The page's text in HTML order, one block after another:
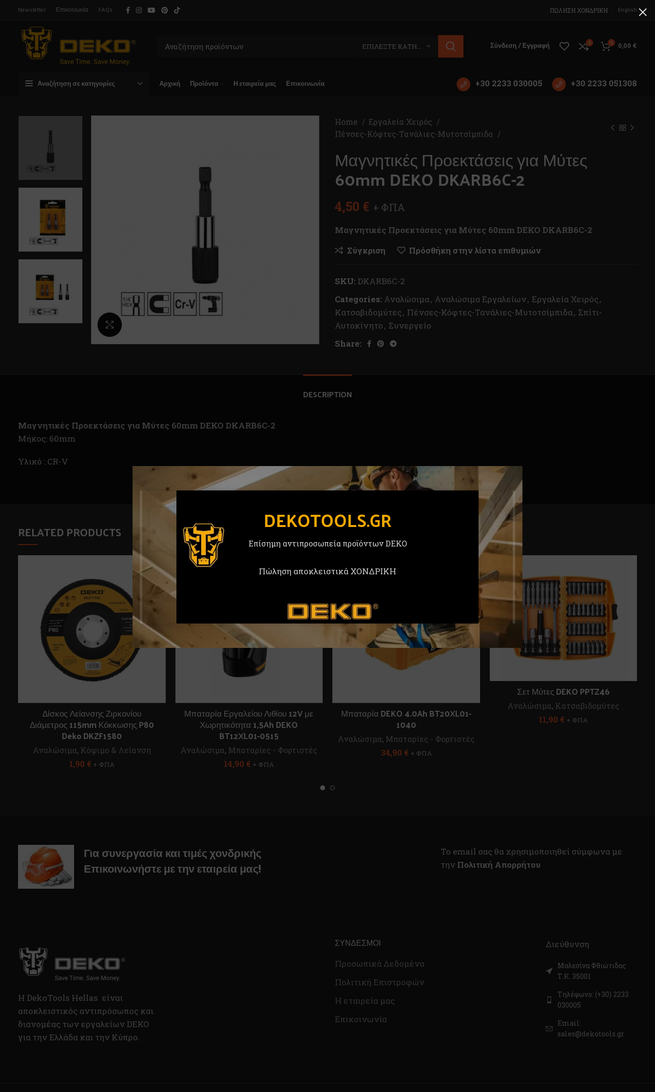
DEKOTOOLS.GR
Επίσημη αντιπροσωπεία προϊόντων DEKO
Πώληση αποκλειστικά ΧΟΝΔΡΙΚΗ
Newsletter Επικοινωνία FAQs ΠΩΛΗΣΗ ΧΟΝΔΡΙΚΗ English
Σύνδεση / Εγγραφή 0 0 0,00 €
Αναζήτηση σε κατηγορίες Αρχική Προϊόντα Η εταιρεία μας Επικοινωνία +30 2233 030005 +30 2233 051308
Κλικ για μεγέθυνση
Home
Εργαλεία Χειρός
Πένσες-Κόφτες-Τανάλιες-Μυτοτσίμπιδα
Μαγνητικές Προεκτάσεις για Μύτες
60mm DEKO DKARB6C-2
4,50 € + ΦΠΑ
Μαγνητικές Προεκτάσεις για Μύτες 60mm DEKO DKARB6C-2
Σύγκριση
Πρόσθήκη στην λίστα επιθυμιών
SKU: DKARB6C-2
Categories: Αναλώσιμα, Αναλώσιμα Εργαλείων, Εργαλεία Χειρός,
Κατσαβιδομύτες, Πένσες-Κόφτες-Τανάλιες-Μυτοτσίμπιδα, Σπίτι-
Αυτοκίνητο, Συνεργείο
Share:
DESCRIPTION
Μαγνητικές Προεκτάσεις για Μύτες 60mm DEKO DKARB6C-2
Μήκος: 60mm
Υλικό : CR-V
RELATED PRODUCTS
Δίσκος Λείανσης Ζιρκονίου
Διάμετρος 115mm Κόκκωσης P80
Deko DKZF1580
Αναλώσιμα, Κόψιμο & Λείανση
1,90 € + ΦΠΑ
Μπαταρία Εργαλείου Λιθίου 12V με
Χωρητικότητα 1,5Ah DEKO
BT12XL01-0515
Αναλώσιμα, Μπαταρίες - Φορτιστές
14,90 € + ΦΠΑ
Μπαταρία DEKO 4.0Ah BT20XL01-
1040
Αναλώσιμα, Μπαταρίες - Φορτιστές
34,90 € + ΦΠΑ
Σετ Μύτες DEKO PPTZ46
Αναλώσιμα, Κατσαβιδομύτες
11,90 € + ΦΠΑ
Για συνεργασία και τιμές χονδρικής
Επικοινωνήστε με την εταιρεία μας!
To email σας θα χρησιμοποιηθεί σύμφωνα με
την Πολιτική Απορρήτου
H DekoTools Hellas είναι
αποκλειστικός αντιπρόσωπος και
διανομέας των εργαλείων DEKO
για την Ελλάδα και την Κύπρο.
ΣΎΝΔΕΣΜΟΙ
Προσωπικά Δεδομένα
Πολιτική Επιστροφών
Η εταιρεία μας
Επικοινωνία
Διεύθυνση
Μαλεσίνα Φθιώτιδας
Τ.Κ. 35001
Τηλέφωνο: (+30) 2233
030005
Email:
sales@dekotools.gr